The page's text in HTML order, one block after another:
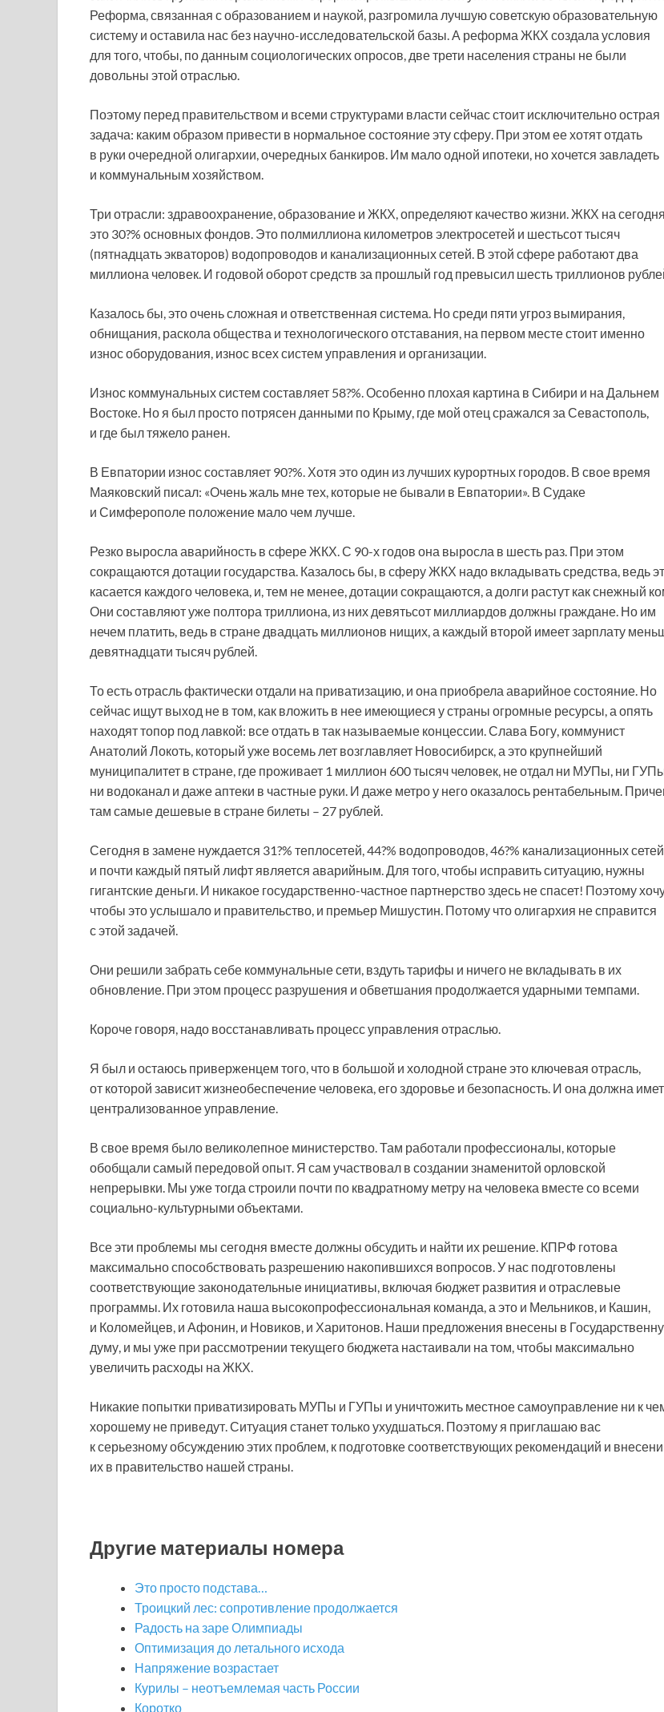
Реформа, связанная с образованием и наукой, разгромила лучшую советскую образовательную
систему и оставила нас без научно-исследовательской базы. А реформа ЖКХ создала условия
для того, чтобы, по данным социологических опросов, две трети населения страны не были
довольны этой отраслью.
Поэтому перед правительством и всеми структурами власти сейчас стоит исключительно острая
задача: каким образом привести в нормальное состояние эту сферу. При этом ее хотят отдать
в руки очередной олигархии, очередных банкиров. Им мало одной ипотеки, но хочется завладеть
и коммунальным хозяйством.
Три отрасли: здравоохранение, образование и ЖКХ, определяют качество жизни. ЖКХ на
это 30?% основных фондов. Это полмиллиона километров электросетей и шестьсот тысяч
(пятнадцать экваторов) водопроводов и канализационных сетей. В этой сфере работают два
миллиона человек. И годовой оборот средств за прошлый год превысил шесть триллионов
Казалось бы, это очень сложная и ответственная система. Но среди пяти угроз вымирания,
обнищания, раскола общества и технологического отставания, на первом месте стоит именно
износ оборудования, износ всех систем управления и организации.
Износ коммунальных систем составляет 58?%. Особенно плохая картина в Сибири и на Дальнем
Востоке. Но я был просто потрясен данными по Крыму, где мой отец сражался за Севастополь,
и где был тяжело ранен.
В Евпатории износ составляет 90?%. Хотя это один из лучших курортных городов. В свое время
Маяковский писал: «Очень жаль мне тех, которые не бывали в Евпатории». В Судаке
и Симферополе положение мало чем лучше.
Резко выросла аварийность в сфере ЖКХ. С 90-х годов она выросла в шесть раз. При этом
сокращаются дотации государства. Казалось бы, в сферу ЖКХ надо вкладывать средства, ведь
касается каждого человека, и, тем не менее, дотации сокращаются, а долги растут как снежный
Они составляют уже полтора триллиона, из них девятьсот миллиардов должны граждане. Но им
нечем платить, ведь в стране двадцать миллионов нищих, а каждый второй имеет зарплату
девятнадцати тысяч рублей.
То есть отрасль фактически отдали на приватизацию, и она приобрела аварийное состояние. Но
сейчас ищут выход не в том, как вложить в нее имеющиеся у страны огромные ресурсы, а опять
находят топор под лавкой: все отдать в так называемые концессии. Слава Богу, коммунист
Анатолий Локоть, который уже восемь лет возглавляет Новосибирск, а это крупнейший
муниципалитет в стране, где проживает 1 миллион 600 тысяч человек, не отдал ни МУПы, ни
ни водоканал и даже аптеки в частные руки. И даже метро у него оказалось рентабельным.
там самые дешевые в стране билеты – 27 рублей.
Сегодня в замене нуждается 31?% теплосетей, 44?% водопроводов, 46?% канализационных
и почти каждый пятый лифт является аварийным. Для того, чтобы исправить ситуацию, нужны
гигантские деньги. И никакое государственно-частное партнерство здесь не спасет! Поэтому
чтобы это услышало и правительство, и премьер Мишустин. Потому что олигархия не справится
с этой задачей.
Они решили забрать себе коммунальные сети, вздуть тарифы и ничего не вкладывать в их
обновление. При этом процесс разрушения и обветшания продолжается ударными темпами.
Короче говоря, надо восстанавливать процесс управления отраслью.
Я был и остаюсь приверженцем того, что в большой и холодной стране это ключевая отрасль,
от которой зависит жизнеобеспечение человека, его здоровье и безопасность. И она должна
централизованное управление.
В свое время было великолепное министерство. Там работали профессионалы, которые
обобщали самый передовой опыт. Я сам участвовал в создании знаменитой орловской
непрерывки. Мы уже тогда строили почти по квадратному метру на человека вместе со всеми
социально-культурными объектами.
Все эти проблемы мы сегодня вместе должны обсудить и найти их решение. КПРФ готова
максимально способствовать разрешению накопившихся вопросов. У нас подготовлены
соответствующие законодательные инициативы, включая бюджет развития и отраслевые
программы. Их готовила наша высокопрофессиональная команда, а это и Мельников, и Кашин,
и Коломейцев, и Афонин, и Новиков, и Харитонов. Наши предложения внесены в
думу, и мы уже при рассмотрении текущего бюджета настаивали на том, чтобы максимально
увеличить расходы на ЖКХ.
Никакие попытки приватизировать МУПы и ГУПы и уничтожить местное самоуправление ни к
хорошему не приведут. Ситуация станет только ухудшаться. Поэтому я приглашаю вас
к серьезному обсуждению этих проблем, к подготовке соответствующих рекомендаций и
их в правительство нашей страны.
Другие материалы номера
Это просто подстава…
Троицкий лес: сопротивление продолжается
Радость на заре Олимпиады
Оптимизация до летального исхода
Напряжение возрастает
Курилы – неотъемлемая часть России
Коротко